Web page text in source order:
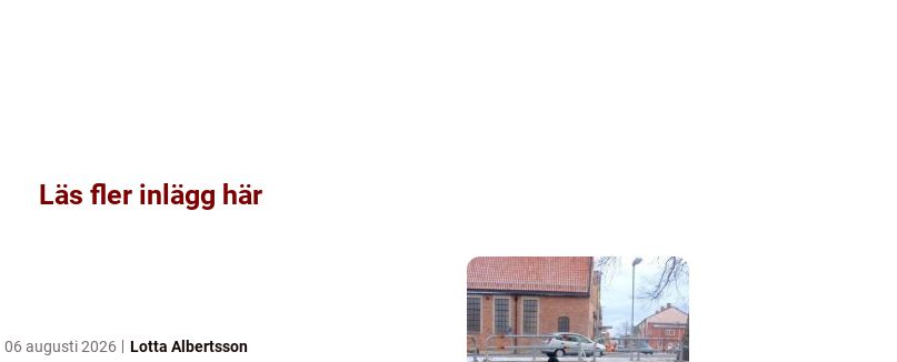
Läs fler inlägg här
06 augusti 2026 Lotta Albertsson